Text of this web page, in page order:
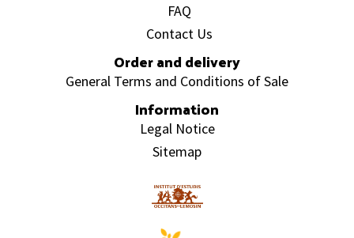
FAQ
Contact Us
Order and delivery
General Terms and Conditions of Sale
Information
Legal Notice
Sitemap